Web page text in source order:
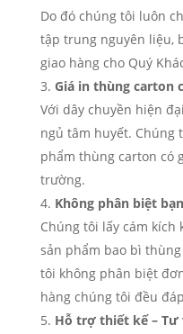
Do đó chúng tôi luôn
tập trung nguyên liệu,
giao hàng cho Quý
Giá in thùng carton
Với dây chuyền hiện
ngủ tâm huyết. Chúng
phẩm thùng carton có
trường.
Không phân biệt
Chúng tôi lấy cám kích
sản phẩm bao bì
tôi không phân biệt
hàng chúng tôi đều
Hỗ trợ thiết kế – Tư